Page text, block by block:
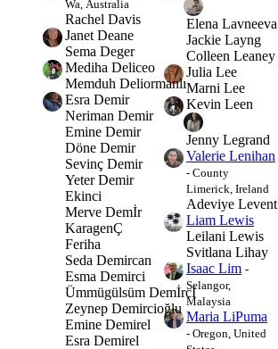
Wa, Australia
Rachel Davis
Janet Deane
Sema Deger
Mediha Deliceo
Memduh Deliormanlı
Esra Demir
Neriman Demir
Emine Demir
Döne Demir
Sevinç Demir
Yeter Demir
Ekinci
Merve Demİr
KaragenÇ
Feriha
Seda Demircan
Esma Demirci
Ümmügülsüm Demİrcİ
Zeynep Demircioğlu
Emine Demirel
Esra Demirel
Elena Lavneeva
Jackie Layng
Colleen Leaney
Julia Lee
Marni Lee
Kevin Leen
Jenny Legrand
Valerie Lenihan
- County
Limerick, Ireland
Adeviye Levent
Liam Lewis
Leilani Lewis
Svitlana Lihay
Isaac Lim -
Selangor,
Malaysia
Maria LiPuma
- Oregon, United